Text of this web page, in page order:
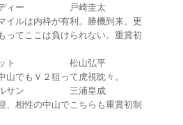
ウディー 戸崎圭太
イルは内枠が有利。勝機到来。更
ってここは負けられない。重賞初
ヴィット 松山弘平
山でもＶ２狙って虎視眈々。
ガルサン 三浦皇成
、相性の中山でこちらも重賞初制